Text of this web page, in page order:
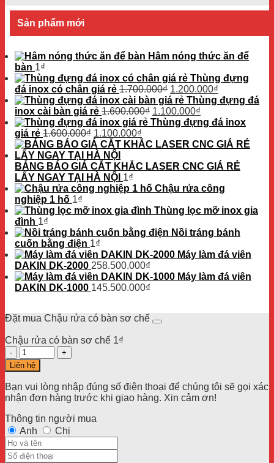
Sản phẩm mới
Hâm nóng thức ăn để
bàn 1₫
Thùng đựng
đá inox có chân giá rẻ 1.700.000₫ Giá
gốc
là:
1.700.000₫.
1.200.000₫
hiện
là:
Thùng đựng đá
inox cài bàn giá rẻ 1.600.000₫ Giá
gốc
1.600.000₫.
1.100.000₫
hiện
là:
Thùng đựng đá inox
giá rẻ 1.600.000₫ Giá
gốc
là:
1.600.000₫.
1.100.000₫
hiện
là:
BẢNG BÁO GIÁ CẮT KHẮC LASER CNC GIÁ RẺ
LẤY NGAY TẠI HÀ NỘI 1₫
Chậu rửa công
nghiệp 1 hố 1₫
Thùng lọc mỡ inox gia
đình 1₫
Nồi tráng bánh
cuốn bằng điện 1₫
Máy làm đá viên
DAKIN DK-2000 258.500.000₫
Máy làm đá viên
DAKIN DK-1000 145.500.000₫
Đặt mua Chậu rửa có bàn sơ chế
Chậu rửa có bàn sơ chế 1₫
Số
lượng
Liên hệ
Bạn vui lòng nhập đúng số điện thoại để chúng tôi sẽ gọi xác
nhận đơn hàng trước khi giao hàng. Xin cảm ơn!
Thông tin người mua
Anh
Chị